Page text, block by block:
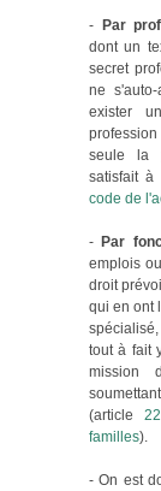
- Par
dont un
secret
ne
exister
seule la
satisfait à
code de
- Par
emplois
droit
qui en ont
tout à fait
mission
(article
familles).
- On est